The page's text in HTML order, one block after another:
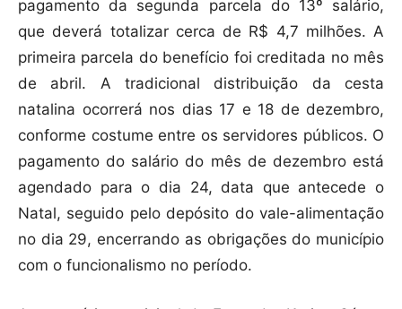
pagamento da segunda parcela do 13º salário,
que deverá totalizar cerca de R$ 4,7 milhões. A
primeira parcela do benefício foi creditada no mês
de abril. A tradicional distribuição da cesta
natalina ocorrerá nos dias 17 e 18 de dezembro,
conforme costume entre os servidores públicos. O
pagamento do salário do mês de dezembro está
agendado para o dia 24, data que antecede o
Natal, seguido pelo depósito do vale-alimentação
no dia 29, encerrando as obrigações do município
com o funcionalismo no período.